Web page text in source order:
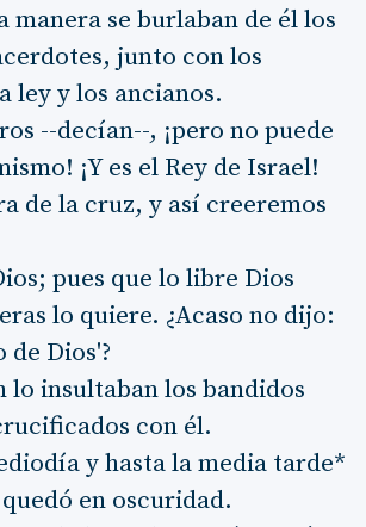
manera se burlaban de él los
junto con los
ley y los ancianos.
--decían--, ¡pero no puede
¡Y es el Rey de Israel!
de la cruz, y así creeremos
pues que lo libre Dios
lo quiere. ¿Acaso no dijo:
de Dios'?
lo insultaban los bandidos
con él.
y hasta la media tarde*
en oscuridad.